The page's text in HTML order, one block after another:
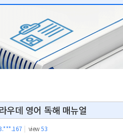
우데 영어 독해 매뉴얼
| view53